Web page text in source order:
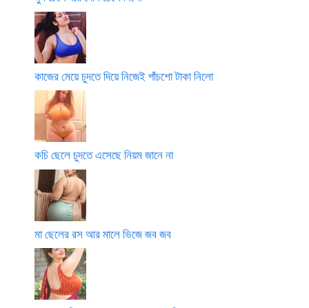
কাজের মেয়ে চুদতে দিয়ে নিজেই পাঁচশো টাকা নিলো
কচি ছেলে চুদতে এসেছে নিয়ম জানে না
মা ছেলের রস আর মালে ভিজে জব জব